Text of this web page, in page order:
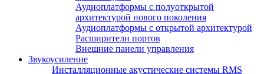
Аудиоплатформы с полуоткрытой
архитектурой нового поколения
Аудиоплатформы с открытой архитектурой
Расширители портов
Внешние панели управления
Звукоусиление
Инсталляционные акустические системы RMS